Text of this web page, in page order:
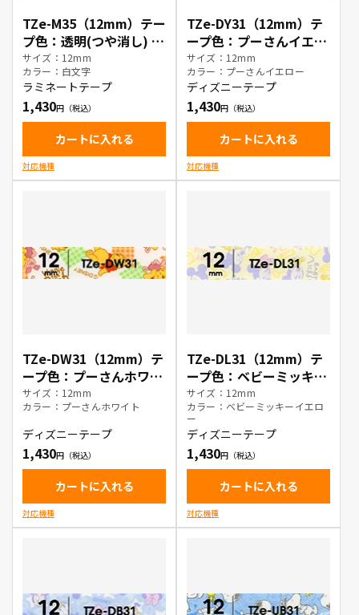
TZe-M35（12mm）テー
プ色：透明(つや消し) /
白文字
サイズ：12mm
カラー：白文字
ラミネートテープ
1,430
カートに入れる
対応機種
TZe-DY31（12mm）テ
ープ色：プーさんイエロ
ー / 黒文字
サイズ：12mm
カラー：プーさんイエロー
ディズニーテープ
1,430
カートに入れる
対応機種
TZe-DW31（12mm）テ
ープ色：プーさんホワイ
ト / 黒文字
サイズ：12mm
カラー：プーさんホワイト
ディズニーテープ
1,430
カートに入れる
対応機種
TZe-DL31（12mm）テ
ープ色：ベビーミッキー
イエロー / 黒文字
サイズ：12mm
カラー：ベビーミッキーイエロ
ー
ディズニーテープ
1,430
カートに入れる
対応機種